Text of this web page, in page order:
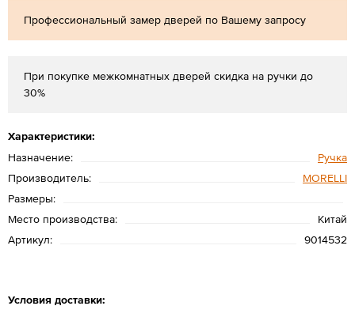
Профессиональный замер дверей по Вашему запросу
При покупке межкомнатных дверей скидка на ручки до
30%
Характеристики:
Назначение:
Ручка
Производитель:
MORELLI
Размеры:
Место производства:
Китай
Артикул:
9014532
Условия доставки: